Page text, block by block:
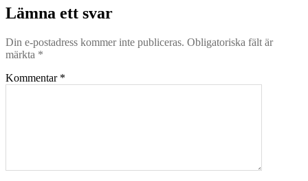
Lämna ett svar
Din e-postadress kommer inte publiceras. Obligatoriska fält är
märkta *
Kommentar *